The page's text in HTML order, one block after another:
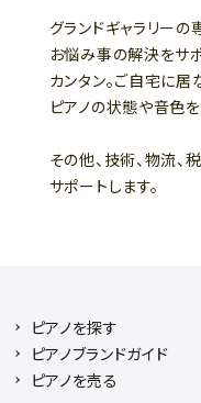
グランドギャラリーの
お悩み事の解決をサ
カンタン。ご自宅に居
ピアノの状態や音色
その他、技術、物流
サポートします。
ピアノを探す
ピアノブランドガイド
ピアノを売る